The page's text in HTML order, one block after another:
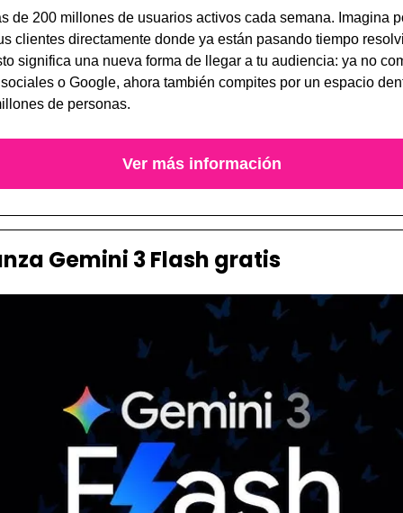
de 200 millones de usuarios activos cada semana. Imagina
clientes directamente donde ya están pasando tiempo
significa una nueva forma de llegar a tu audiencia: ya no
o Google, ahora también compites por un espacio
de personas.
Ver más información
Gemini 3 Flash gratis